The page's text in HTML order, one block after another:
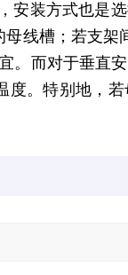
安装方式也是
线槽；若支
。而对于垂直
。特别地，